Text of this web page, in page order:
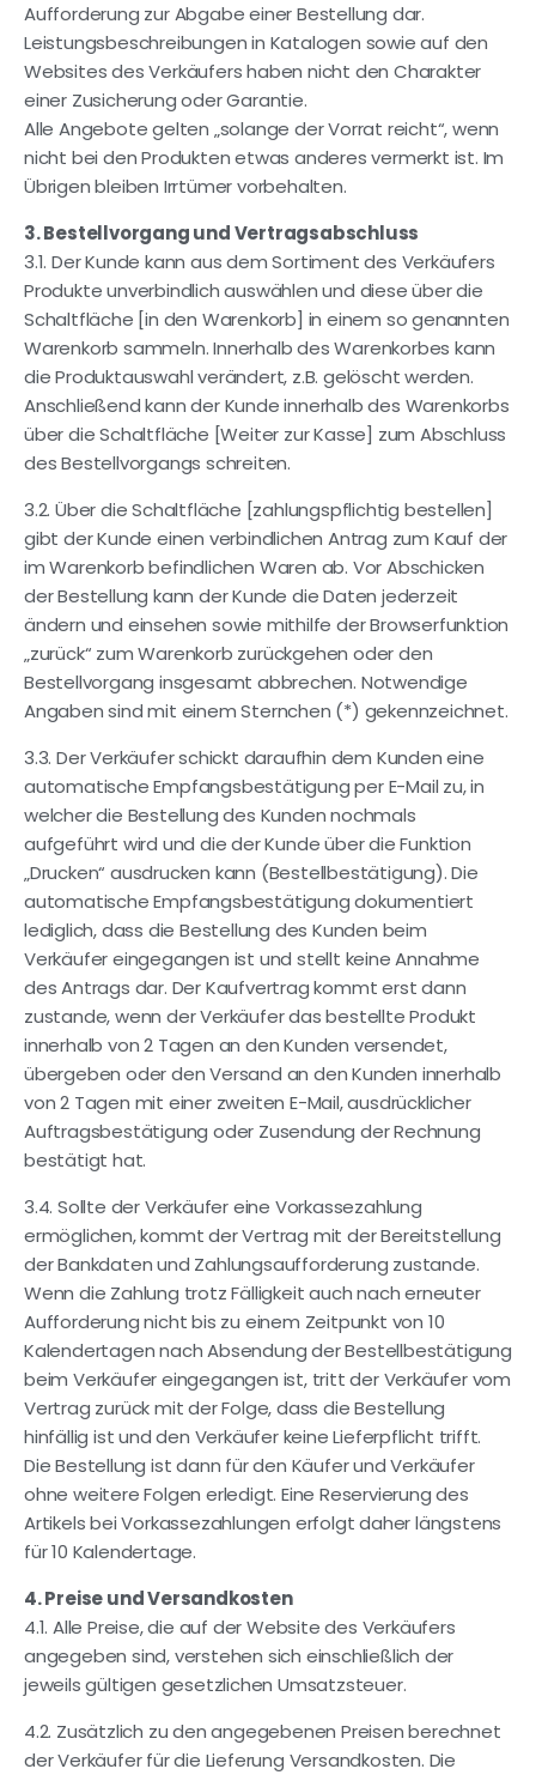
Aufforderung zur Abgabe einer Bestellung dar.
Leistungsbeschreibungen in Katalogen sowie auf den
Websites des Verkäufers haben nicht den Charakter
einer Zusicherung oder Garantie.
Alle Angebote gelten „solange der Vorrat reicht“, wenn
nicht bei den Produkten etwas anderes vermerkt ist. Im
Übrigen bleiben Irrtümer vorbehalten.
3. Bestellvorgang und Vertragsabschluss
3.1. Der Kunde kann aus dem Sortiment des Verkäufers
Produkte unverbindlich auswählen und diese über die
Schaltfläche [in den Warenkorb] in einem so genannten
Warenkorb sammeln. Innerhalb des Warenkorbes kann
die Produktauswahl verändert, z.B. gelöscht werden.
Anschließend kann der Kunde innerhalb des Warenkorbs
über die Schaltfläche [Weiter zur Kasse] zum Abschluss
des Bestellvorgangs schreiten.
3.2. Über die Schaltfläche [zahlungspflichtig bestellen]
gibt der Kunde einen verbindlichen Antrag zum Kauf der
im Warenkorb befindlichen Waren ab. Vor Abschicken
der Bestellung kann der Kunde die Daten jederzeit
ändern und einsehen sowie mithilfe der Browserfunktion
„zurück“ zum Warenkorb zurückgehen oder den
Bestellvorgang insgesamt abbrechen. Notwendige
Angaben sind mit einem Sternchen (*) gekennzeichnet.
3.3. Der Verkäufer schickt daraufhin dem Kunden eine
automatische Empfangsbestätigung per E-Mail zu, in
welcher die Bestellung des Kunden nochmals
aufgeführt wird und die der Kunde über die Funktion
„Drucken“ ausdrucken kann (Bestellbestätigung). Die
automatische Empfangsbestätigung dokumentiert
lediglich, dass die Bestellung des Kunden beim
Verkäufer eingegangen ist und stellt keine Annahme
des Antrags dar. Der Kaufvertrag kommt erst dann
zustande, wenn der Verkäufer das bestellte Produkt
innerhalb von 2 Tagen an den Kunden versendet,
übergeben oder den Versand an den Kunden innerhalb
von 2 Tagen mit einer zweiten E-Mail, ausdrücklicher
Auftragsbestätigung oder Zusendung der Rechnung
bestätigt hat.
3.4. Sollte der Verkäufer eine Vorkassezahlung
ermöglichen, kommt der Vertrag mit der Bereitstellung
der Bankdaten und Zahlungsaufforderung zustande.
Wenn die Zahlung trotz Fälligkeit auch nach erneuter
Aufforderung nicht bis zu einem Zeitpunkt von 10
Kalendertagen nach Absendung der Bestellbestätigung
beim Verkäufer eingegangen ist, tritt der Verkäufer vom
Vertrag zurück mit der Folge, dass die Bestellung
hinfällig ist und den Verkäufer keine Lieferpflicht trifft.
Die Bestellung ist dann für den Käufer und Verkäufer
ohne weitere Folgen erledigt. Eine Reservierung des
Artikels bei Vorkassezahlungen erfolgt daher längstens
für 10 Kalendertage.
4. Preise und Versandkosten
4.1. Alle Preise, die auf der Website des Verkäufers
angegeben sind, verstehen sich einschließlich der
jeweils gültigen gesetzlichen Umsatzsteuer.
4.2. Zusätzlich zu den angegebenen Preisen berechnet
der Verkäufer für die Lieferung Versandkosten. Die